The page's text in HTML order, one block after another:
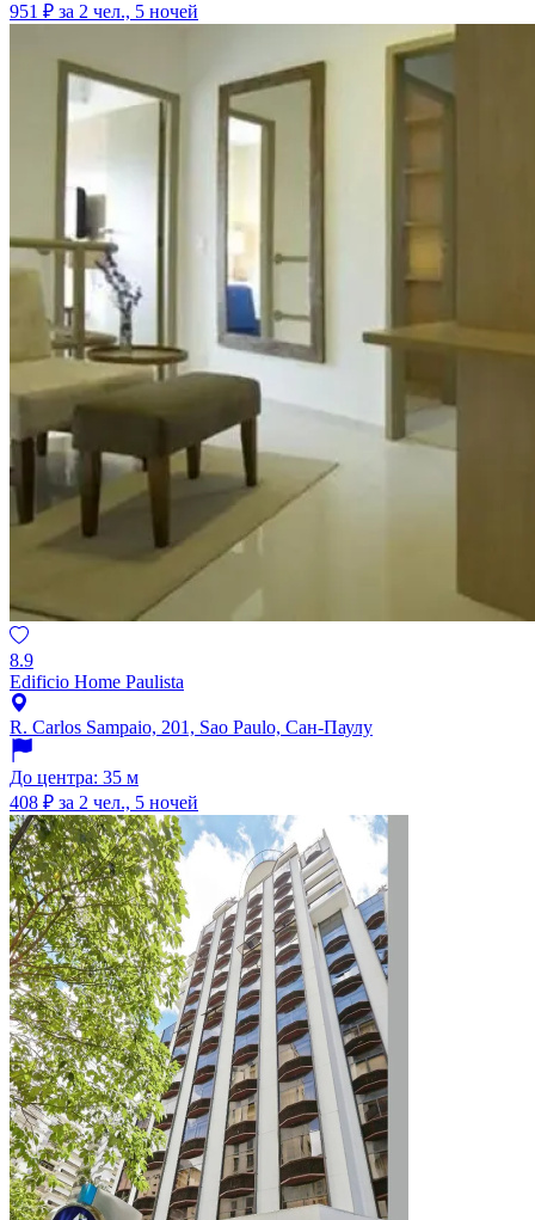
951 ₽ за 2 чел., 5 ночей
8.9
Edificio Home Paulista
R. Carlos Sampaio, 201, Sao Paulo, Сан-Паулу
До центра: 35 м
408 ₽ за 2 чел., 5 ночей